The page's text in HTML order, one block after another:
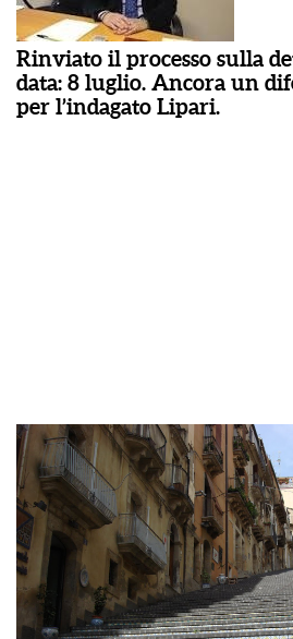
Rinviato il processo sulla
data: 8 luglio. Ancora un
per l’indagato Lipari.